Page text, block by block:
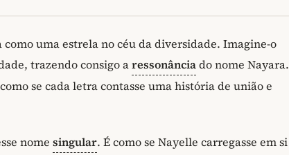
uma estrela no céu da diversidade. Imagine-o
trazendo consigo aressonânciado nome Nayara.
se cada letra contasse uma história de união e
nome singular. É como se Nayelle carregasse em si